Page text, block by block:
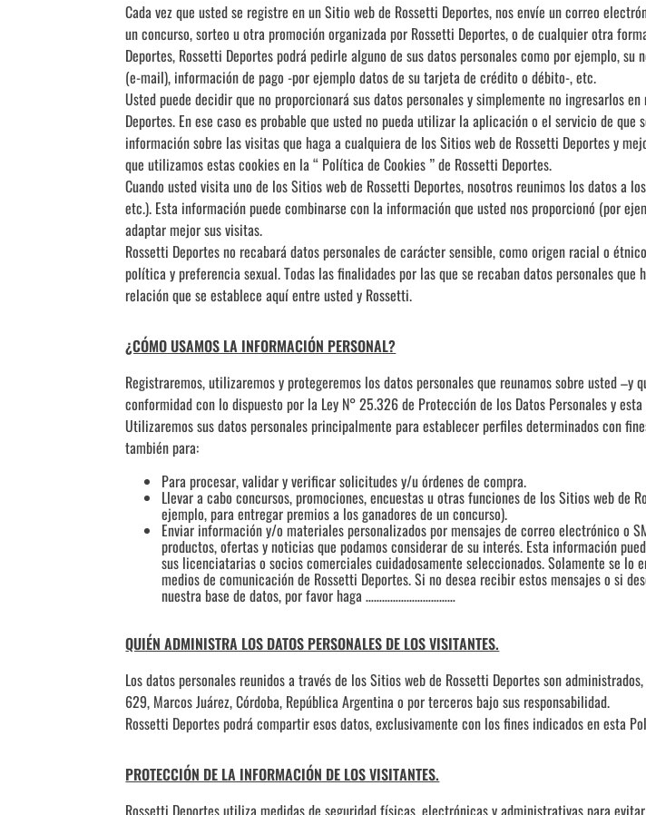
Cada vez que usted se registre en un Sitio web de Rossetti Deportes, nos envíe un correo
un concurso, sorteo u otra promoción organizada por Rossetti Deportes, o de cualquier otra
Deportes, Rossetti Deportes podrá pedirle alguno de sus datos personales como por ejemplo,
(e-mail), información de pago -por ejemplo datos de su tarjeta de crédito o débito-, etc.
Usted puede decidir que no proporcionará sus datos personales y simplemente no ingresarlos
Deportes. En ese caso es probable que usted no pueda utilizar la aplicación o el servicio de
información sobre las visitas que haga a cualquiera de los Sitios web de Rossetti Deportes y
que utilizamos estas cookies en la “ Política de Cookies ” de Rossetti Deportes.
Cuando usted visita uno de los Sitios web de Rossetti Deportes, nosotros reunimos los datos a
etc.). Esta información puede combinarse con la información que usted nos proporcionó (por
adaptar mejor sus visitas.
Rossetti Deportes no recabará datos personales de carácter sensible, como origen racial o
política y preferencia sexual. Todas las finalidades por las que se recaban datos personales
relación que se establece aquí entre usted y Rossetti.
¿CÓMO USAMOS LA INFORMACIÓN PERSONAL?
Registraremos, utilizaremos y protegeremos los datos personales que reunamos sobre usted
conformidad con lo dispuesto por la Ley N° 25.326 de Protección de los Datos Personales y
Utilizaremos sus datos personales principalmente para establecer perfiles determinados con
también para:
Para procesar, validar y verificar solicitudes y/u órdenes de compra.
Llevar a cabo concursos, promociones, encuestas u otras funciones de los Sitios web
ejemplo, para entregar premios a los ganadores de un concurso).
Enviar información y/o materiales personalizados por mensajes de correo electrónico o
productos, ofertas y noticias que podamos considerar de su interés. Esta información
sus licenciatarias o socios comerciales cuidadosamente seleccionados. Solamente se
medios de comunicación de Rossetti Deportes. Si no desea recibir estos mensajes o si
nuestra base de datos, por favor haga ……………………………
QUIÉN ADMINISTRA LOS DATOS PERSONALES DE LOS VISITANTES.
Los datos personales reunidos a través de los Sitios web de Rossetti Deportes son
629, Marcos Juárez, Córdoba, República Argentina o por terceros bajo sus responsabilidad.
Rossetti Deportes podrá compartir esos datos, exclusivamente con los fines indicados en esta
PROTECCIÓN DE LA INFORMACIÓN DE LOS VISITANTES.
Rossetti Deportes utiliza medidas de seguridad físicas, electrónicas y administrativas para